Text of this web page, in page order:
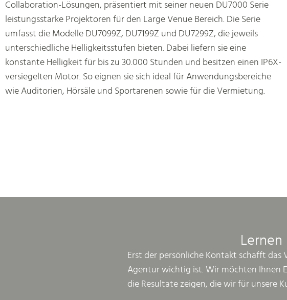
Collaboration-Lösungen, präsentiert mit seiner neuen DU7000 Serie
leistungsstarke Projektoren für den Large Venue Bereich. Die Serie
umfasst die Modelle DU7099Z, DU7199Z und DU7299Z, die jeweils
unterschiedliche Helligkeitsstufen bieten. Dabei liefern sie eine
konstante Helligkeit für bis zu 30.000 Stunden und besitzen einen IP6X-
versiegelten Motor. So eignen sie sich ideal für Anwendungsbereiche
wie Auditorien, Hörsäle und Sportarenen sowie für die Vermietung.
Lernen
Erst der persönliche Kontakt schafft das
Agentur wichtig ist. Wir möchten Ihnen
die Resultate zeigen, die wir für unsere